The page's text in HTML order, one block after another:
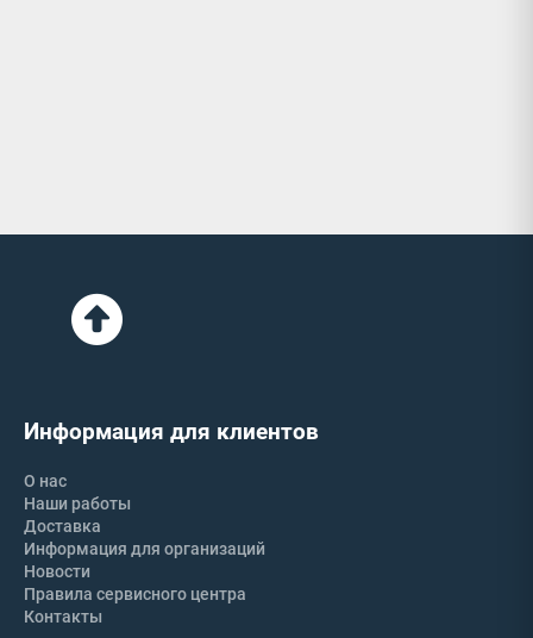
Информация для клиентов
О нас
Наши работы
Доставка
Информация для организаций
Новости
Правила сервисного центра
Контакты